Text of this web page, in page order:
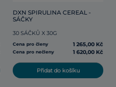
DXN SPIRULINA CEREAL -
SÁČKY
30 SÁČKŮ X 30G
Cena pro členy 1 265,00 Kč
Cena pro nečleny 1 620,00 Kč
Přidat do košíku